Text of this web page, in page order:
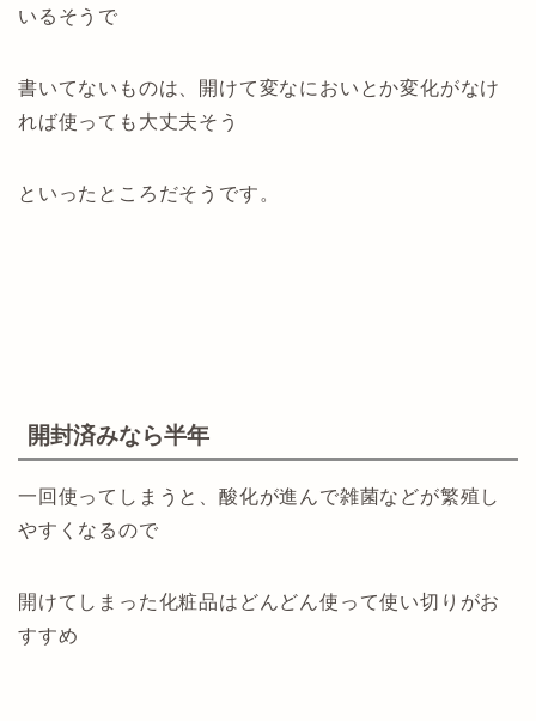
いるそうで
書いてないものは、開けて変なにおいとか変化がなけ
れば使っても大丈夫そう
といったところだそうです。
開封済みなら半年
一回使ってしまうと、酸化が進んで雑菌などが繁殖し
やすくなるので
開けてしまった化粧品はどんどん使って使い切りがお
すすめ